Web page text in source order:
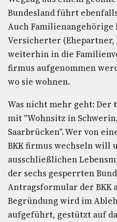
Bundesland führt
Auch Familienangehörige
Versicherter
weiterhin in die
firmus aufgenommen
wo sie wohnen.
Was nicht mehr geht: Der
mit "Wohnsitz in
Saarbrücken". Wer von
BKK firmus wechseln will
ausschließlichen
der sechs gesperrten
Antragsformular der BKK
Begründung wird im
aufgeführt, gestützt auf